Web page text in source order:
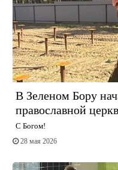
В Зеленом Бору
православной
С Богом!
28 мая 2026